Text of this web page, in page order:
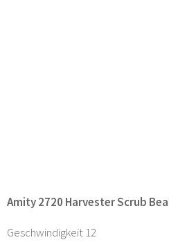
Amity 2720 Harvester Scrub
Geschwindigkeit 12